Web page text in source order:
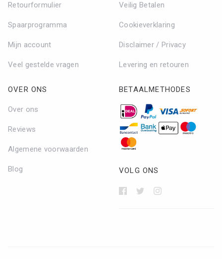
Retourformulier
Spaarprogramma
Mijn account
Veel gestelde vragen
Veilig Betalen
Cookieverklaring
Disclaimer / Privacy
Levering en retouren
OVER ONS
Over ons
Reviews
Algemene voorwaarden
Blog
BETAALMETHODES
VOLG ONS